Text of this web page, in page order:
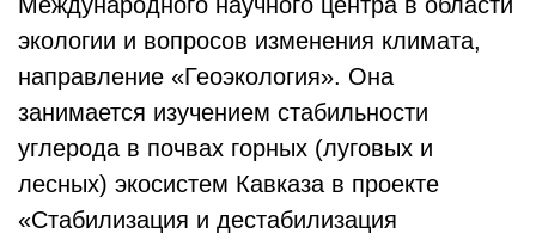
экологии и вопросов изменения климата,
направление «Геоэкология». Она
занимается изучением стабильности
углерода в почвах горных (луговых и
лесных) экосистем Кавказа в проекте
«Стабилизация и дестабилизация